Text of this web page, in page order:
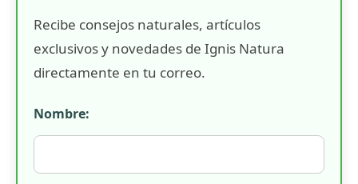
Recibe consejos naturales, artículos
exclusivos y novedades de Ignis Natura
directamente en tu correo.
Nombre: